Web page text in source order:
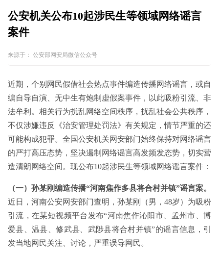
公安机关公布10起涉民生等领域网络谣言
案件
来源于： 公安部网安局微信公众号
近期，个别网民假借社会热点事件编造传播网络谣言，或自
编自导自演、无中生有炮制虚假案事件，以此吸粉引流、非
法牟利。相关行为扰乱网络空间秩序，扰乱社会公共秩序，
不仅涉嫌违反《治安管理处罚法》有关规定，情节严重的还
可能构成犯罪。全国公安机关网安部门始终保持对网络谣言
的严打高压态势，坚决遏制网络谣言高发频发态势，切实营
造清朗网络空间。现公布10起涉民生等领域网络谣言案件：
（一）孙某刚编造传播“河南焦作多县将合村并镇”谣言案。
近日，河南公安网安部门查明，孙某刚（男，48岁）为吸粉
引流，在某短视频平台发布“河南焦作沁阳市、孟州市、博
爱县、温县、修武县、武陟县将合村并镇”的谣言信息，引
发当地网民关注、讨论，严重误导网民。